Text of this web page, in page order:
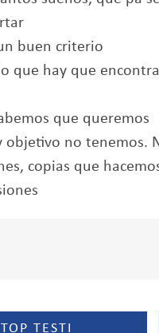
buen criterio
que hay que
que queremos
objetivo no tenemos.
copias que
TOP TESTI